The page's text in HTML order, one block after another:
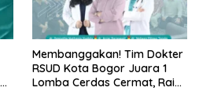
Membanggakan! Tim Dokter
RSUD Kota Bogor Juara 1
Lomba Cerdas Cermat, Raih